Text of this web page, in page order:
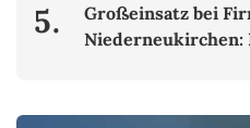
5.
Großeinsatz bei
Niederneukirchen: